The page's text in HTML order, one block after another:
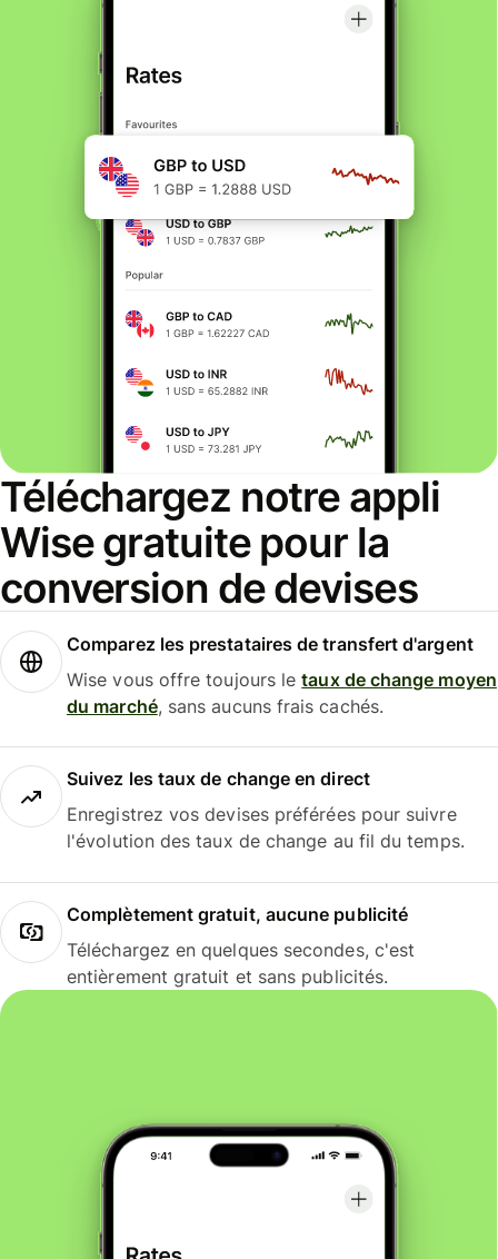
Téléchargez notre appli
Wise gratuite pour la
conversion de devises
Comparez les prestataires de transfert d'argent
Wise vous offre toujours letaux de change moyen
du marché, sans aucuns frais cachés.
Suivez les taux de change en direct
Enregistrez vos devises préférées pour suivre
l'évolution des taux de change au fil du temps.
Complètement gratuit, aucune publicité
Téléchargez en quelques secondes, c'est
entièrement gratuit et sans publicités.